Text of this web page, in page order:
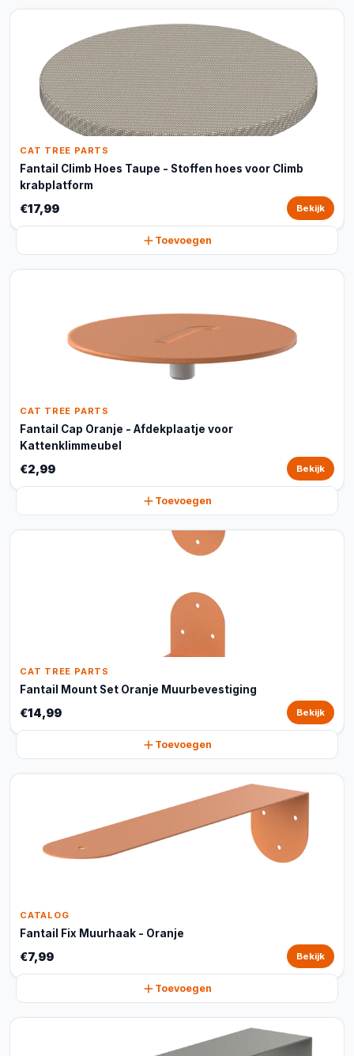
CAT TREE PARTS
Fantail Climb Hoes Taupe - Stoffen hoes voor Climb
krabplatform
€17,99 Bekijk
Toevoegen
CAT TREE PARTS
Fantail Cap Oranje - Afdekplaatje voor
Kattenklimmeubel
€2,99 Bekijk
Toevoegen
CAT TREE PARTS
Fantail Mount Set Oranje Muurbevestiging
€14,99 Bekijk
Toevoegen
CATALOG
Fantail Fix Muurhaak - Oranje
€7,99 Bekijk
Toevoegen